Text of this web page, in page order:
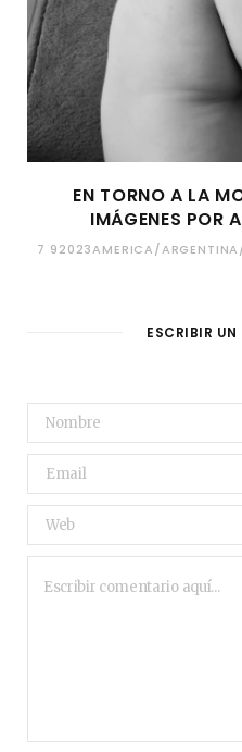
EN TORNO A LA
IMÁGENES POR
7 92023AMERICA/
ESCRIBIR